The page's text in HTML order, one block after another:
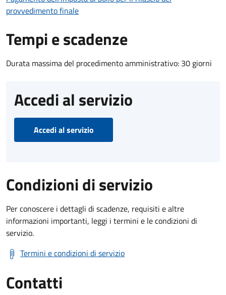
provvedimento finale
Tempi e scadenze
Durata massima del procedimento amministrativo: 30 giorni
Accedi al servizio
Accedi al servizio
Condizioni di servizio
Per conoscere i dettagli di scadenze, requisiti e altre
informazioni importanti, leggi i termini e le condizioni di
servizio.
Termini e condizioni di servizio
Contatti